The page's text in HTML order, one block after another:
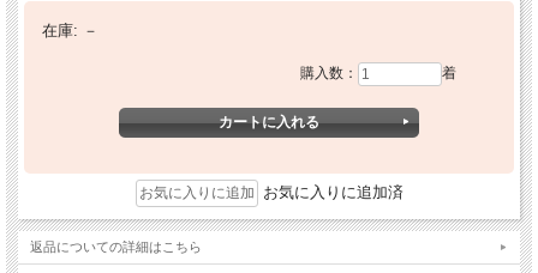
在庫: －
購入数： 着
お気に入りに追加済
返品についての詳細はこちら